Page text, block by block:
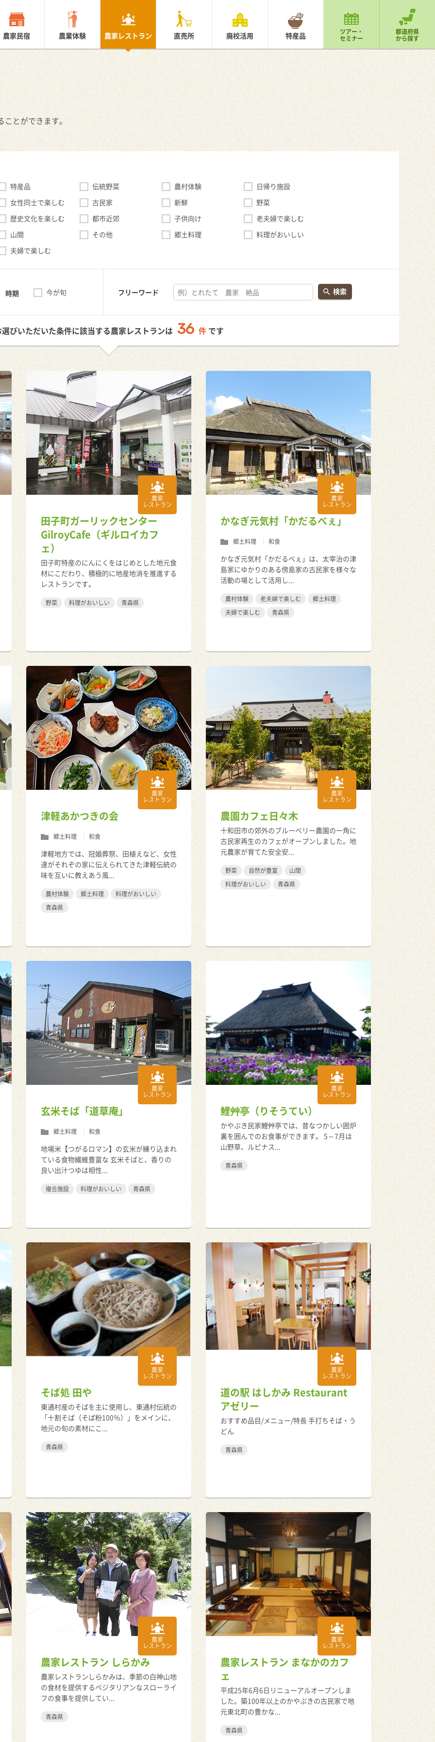
農家民宿 農業体験 農家レストラン 直売所 廃校活用 特産品 ツアー・
セミナー
都道府県
から探す
とができます。
特産品 伝統野菜 農村体験
日帰り施設
女性同士で楽しむ
古民家 新鮮
野菜
歴史文化を楽しむ
都市近郊 子供向け
老夫婦で楽しむ
山間
その他 郷土料理
料理がおいしい
夫婦で楽しむ
時期 今が旬 フリーワード 検索
びいただいた条件に該当する農家レストランは 36 件です
農家
レストラン
田子町ガーリックセンター
GilroyCafe（ギルロイカフ
ェ）
田子町特産のにんにくをはじめとした地元食
材にこだわり、積極的に地産地消を推進する
レストランです。
野菜 料理がおいしい 青森県
農家
レストラン
かなぎ元気村「かだるべぇ」
郷土料理 和食
かなぎ元気村「かだるべぇ」は、太宰治の津
島家にゆかりのある傍島家の古民家を様々な
活動の場として活用し...
農村体験 老夫婦で楽しむ
郷土料理
夫婦で楽しむ
青森県
農家
レストラン
津軽あかつきの会
郷土料理 和食
津軽地方では、冠婚葬祭、田植えなど、女性
達がそれぞの家に伝えられてきた津軽伝統の
味を互いに教えあう風...
農村体験 郷土料理
料理がおいしい
青森県
農家
レストラン
農園カフェ日々木
十和田市の郊外のブルーベリー農園の一角に
古民家再生のカフェがオープンしました。地
元農家が育てた安全安...
野菜 自然が豊富
山間
料理がおいしい
青森県
農家
レストラン
玄米そば「道草庵」
郷土料理 和食
地場米【つがるロマン】の玄米が練り込まれ
ている食物繊維豊富な 玄米そばと、香りの
良い出汁つゆは相性...
複合施設 料理がおいしい 青森県
農家
レストラン
鯉艸亭（りそうてい）
かやぶき民家鯉艸亭では、昔なつかしい囲炉
裏を囲んでのお食事ができます。 5～7月は
山野草、ルピナス...
青森県
農家
レストラン
そば処 田や
東通村産のそばを主に使用し、東通村伝統の
「十割そば（そば粉100％）」をメインに、
地元の旬の素材にこ...
青森県
農家
レストラン
道の駅 はしかみ Restaurant
アゼリー
おすすめ品目/メニュー/特長 手打ちそば・う
どん
青森県
農家
レストラン
農家レストラン しらかみ
農家レストランしらかみは、季節の白神山地
の食材を提供するベジタリアンなスローライ
フの食事を提供してい...
青森県
農家
レストラン
農家レストラン まなかのカフ
ェ
平成25年6月6日リニューアルオープンしま
した。築100年以上のかやぶきの古民家で地
元東北町の豊かな...
青森県